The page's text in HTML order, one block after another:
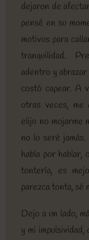
dejaron de
pensé en su
motivos para
tranquilidad.
adentro y
costó capear. A
otras veces, me
elijo no mojarme
no lo seré
habla por hablar,
tontería, es
parezca tonta, sé
Dejo a un lado,
y mi